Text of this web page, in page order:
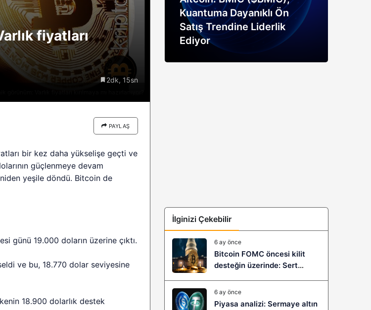
fiyatları
2dk, 15sn
PAYLAŞ
bir kez daha yükselişe geçti ve
güçlenmeye devam
yeşile döndü. Bitcoin de
günü 19.000 doların üzerine çıktı.
ve bu, 18.770 dolar seviyesine
18.900 dolarlık destek
Riski: Uzun Vadeli HYPER
Boğaları 31,1 Milyon Dolarlık
Birikim Yapıyor
Kuantuma Dayanıklı Ön
Satış Trendine Liderlik
Ediyor
İlginizi Çekebilir
6 ay önce
Bitcoin FOMC öncesi kilit
desteğin üzerinde: Sert
geliyor?
6 ay önce
Piyasa analizi: Sermaye altın